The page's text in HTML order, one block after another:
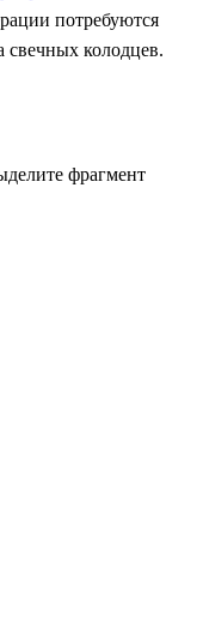
потребуются
колодцев.
фрагмент